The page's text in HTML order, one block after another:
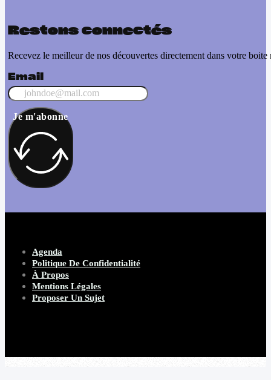
Restons connectés
Recevez le meilleur de nos découvertes directement dans votre boite
Email
Je m'abonne
Agenda
Politique De Confidentialité
À Propos
Mentions Légales
Proposer Un Sujet